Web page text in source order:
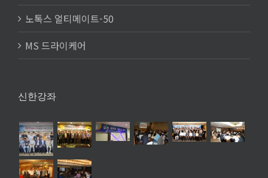
노톡스 얼티메이트-50
MS 드라이케어
신한강좌